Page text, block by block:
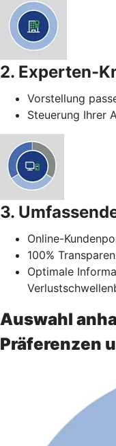
2. Experten-
Vorstellung
Steuerung Ihrer
3.
Online-
100%
Optimale
Auswahl
Präferenzen